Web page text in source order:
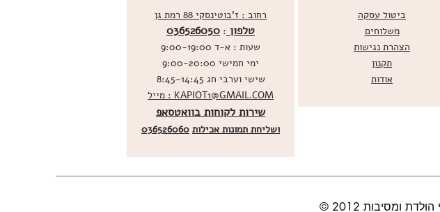
רחוב : ז'בוטינסקי 88 רמת גן
טלפון :
036526050
שעות : א-ד 9:00-19:00
ימי חמישי 9:00-20:00
שישי וערבי חג 8:45-14:45
מייל : KAPIOT1@GMAIL.COM
שירות לקוחות בוואטסאפ
ושליחת תמונות אכילות 036526060
ביטול עסקה
משלוחים
הצהרת נגישות
תקנון
אודות
ומסיבות 2012